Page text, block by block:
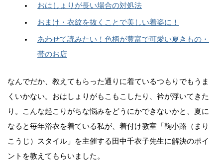
おはしょりが長い場合の対処法
おまけ・衣紋を抜くことで美しい着姿に！
あわせて読みたい！色柄が豊富で可愛い夏きもの・
帯のお店
なんでだか、教えてもらった通りに着ているつもりでもうま
くいかない。おはしょりがもこもこしたり、衿が浮いてきた
り。こんな起こりがちな悩みをどうにかできないかと、夏に
なると毎年浴衣を着ている私が、着付け教室「鞠小路（まり
こうじ）スタイル」を主催する田中千衣子先生に解決のポイ
ントを教えてもらいました。